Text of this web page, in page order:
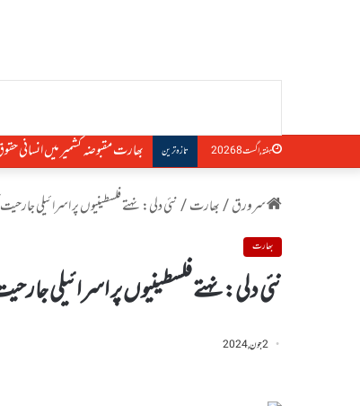
ہفتہ, اگست 8 2026 تازہ ترین بھارت مقبوضہ کشمیر میں انسانی
سرورق/بھارت/نئی دلی: نہتے فلسطینیوں پر اسرائیلی
بھارت
نئی دلی: نہتے فلسطینیوں پر اسرائیلی
2 جون, 2024